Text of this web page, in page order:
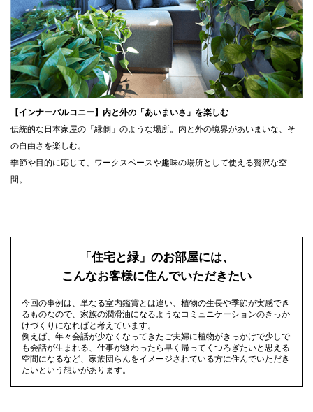
【インナーバルコニー】内と外の「あいまいさ」を楽しむ
伝統的な日本家屋の「縁側」のような場所。内と外の境界があいまいな、そ
の自由さを楽しむ。
季節や目的に応じて、ワークスペースや趣味の場所として使える贅沢な空
間。
「住宅と緑」のお部屋には、
こんなお客様に住んでいただきたい
今回の事例は、単なる室内鑑賞とは違い、植物の生長や季節が実感でき
るものなので、家族の潤滑油になるようなコミュニケーションのきっか
けづくりになればと考えています。
例えば、年々会話が少なくなってきたご夫婦に植物がきっかけで少しで
も会話が生まれる、仕事が終わったら早く帰ってくつろぎたいと思える
空間になるなど、家族団らんをイメージされている方に住んでいただき
たいという想いがあります。